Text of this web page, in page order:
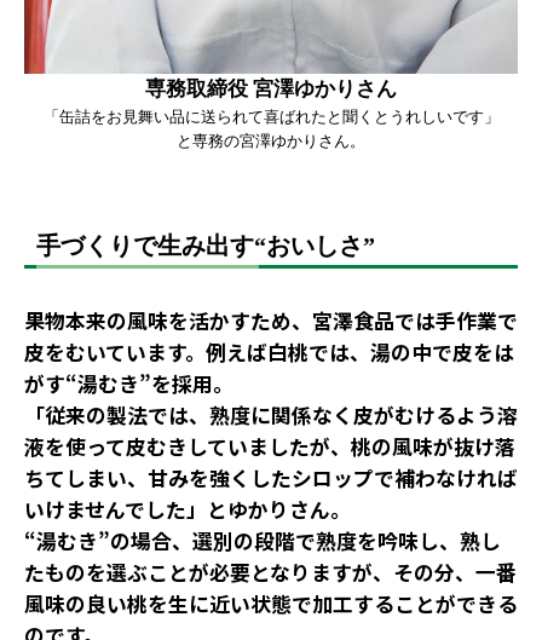
専務取締役 宮澤ゆかりさん
「缶詰をお見舞い品に送られて喜ばれたと聞くとうれしいです」
と専務の宮澤ゆかりさん。
手づくりで生み出す“おいしさ”
果物本来の風味を活かすため、宮澤食品では手作業で
皮をむいています。例えば白桃では、湯の中で皮をは
がす“湯むき”を採用。
「従来の製法では、熟度に関係なく皮がむけるよう溶
液を使って皮むきしていましたが、桃の風味が抜け落
ちてしまい、甘みを強くしたシロップで補わなければ
いけませんでした」とゆかりさん。
“湯むき”の場合、選別の段階で熟度を吟味し、熟し
たものを選ぶことが必要となりますが、その分、一番
風味の良い桃を生に近い状態で加工することができる